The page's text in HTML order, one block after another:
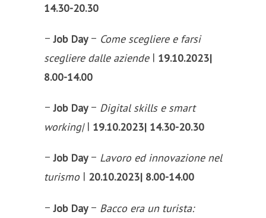
14.30-20.30
– Job Day– Come scegliere e farsi
scegliere dalle aziende| 19.10.2023|
8.00-14.00
– Job Day– Digital skills e smart
working|| 19.10.2023| 14.30-20.30
– Job Day– Lavoro ed innovazione nel
turismo | 20.10.2023| 8.00-14.00
– Job Day– Bacco era un turista: